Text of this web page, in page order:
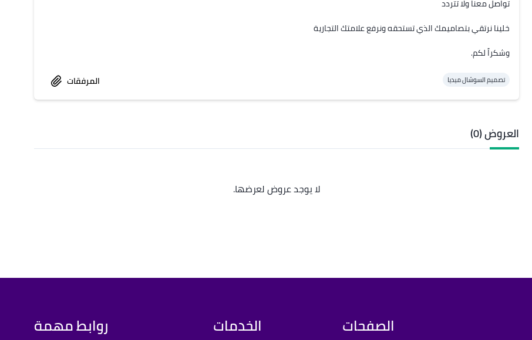
وشكراً لكم.
تصميم السوشال ميديا المرفقات
العروض (0)
لا يوجد عروض لعرضها.
الصفحات الخدمات روابط مهمة